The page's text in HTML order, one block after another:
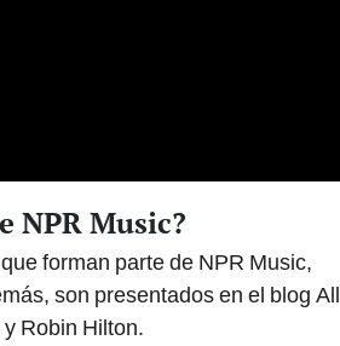
NPR Music?
forman parte de NPR Music,
son presentados en el blog All
Robin Hilton.